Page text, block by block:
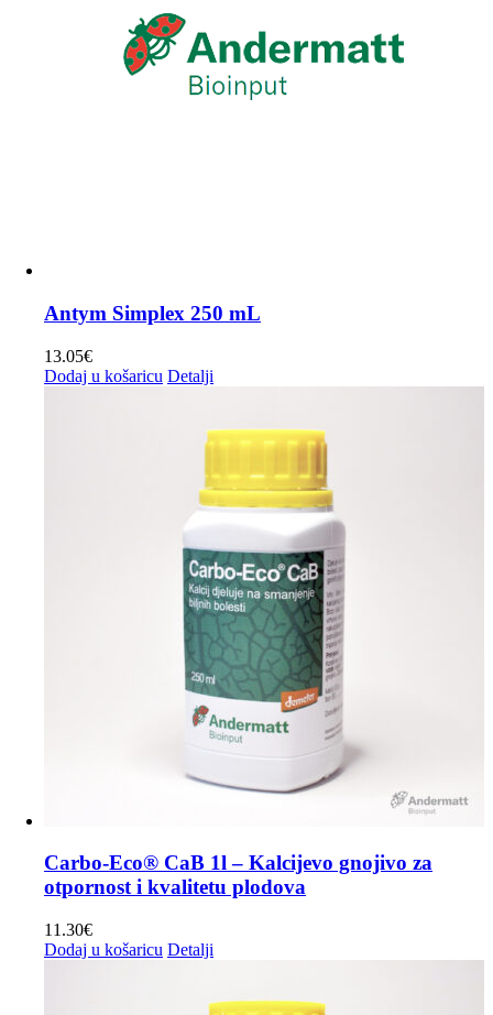
Antym Simplex 250 mL
13.05€
Dodaj u košaricu Detalji
Carbo-Eco® CaB 1l – Kalcijevo gnojivo za
otpornost i kvalitetu plodova
11.30€
Dodaj u košaricu Detalji